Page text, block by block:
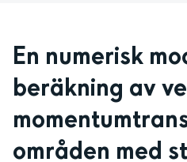
En numerisk
beräkning av
områden med